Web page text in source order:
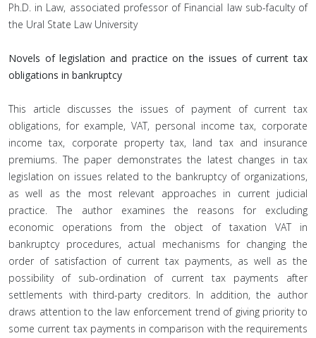
Ph.D. in Law, associated professor of Financial law sub-faculty of
the Ural State Law University
Novels of legislation and practice on the issues of current tax
obligations in bankruptcy
This article discusses the issues of payment of current tax
obligations, for example, VAT, personal income tax, corporate
income tax, corporate property tax, land tax and insurance
premiums. The paper demonstrates the latest changes in tax
legislation on issues related to the bankruptcy of organizations,
as well as the most relevant approaches in current judicial
practice. The author examines the reasons for excluding
economic operations from the object of taxation VAT in
bankruptcy procedures, actual mechanisms for changing the
order of satisfaction of current tax payments, as well as the
possibility of sub-ordination of current tax payments after
settlements with third-party creditors. In addition, the author
draws attention to the law enforcement trend of giving priority to
some current tax payments in comparison with the requirements